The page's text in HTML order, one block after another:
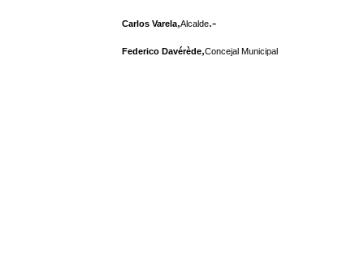
Carlos Varela,Alcalde.-
Federico Davérède,Concejal Municipal